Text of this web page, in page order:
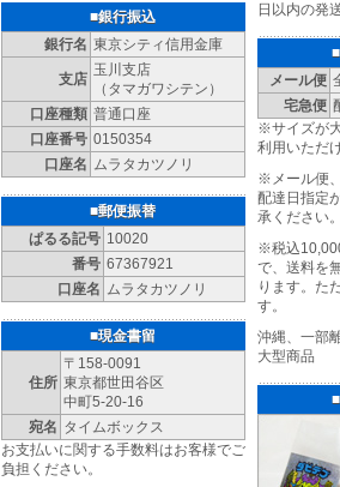
■銀行振込
銀行名 東京シティ信用金庫
支店
玉川支店
（タマガワシテン）
口座種類 普通口座
口座番号 0150354
口座名
ムラタカツノリ
■郵便振替
ぱるる記号 10020
番号 67367921
口座名
ムラタカツノリ
■現金書留
住所
〒158-0091
東京都世田谷区
中町5-20-16
宛名 タイムボックス
お支払いに関する手数料はお客様でご
負担ください。
日以内の発
メール便
宅急便
※サイズが
利用いただ
※メール便
配達日指定
承ください。
※税込
で、送料を
ります。た
す。
沖縄、一部
大型商品